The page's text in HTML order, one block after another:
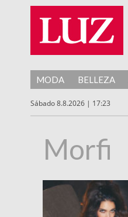
MODA BELLEZA
Sábado 8.8.2026 | 17:23
Morfi